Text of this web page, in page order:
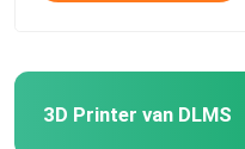
3D Printer van DLMS